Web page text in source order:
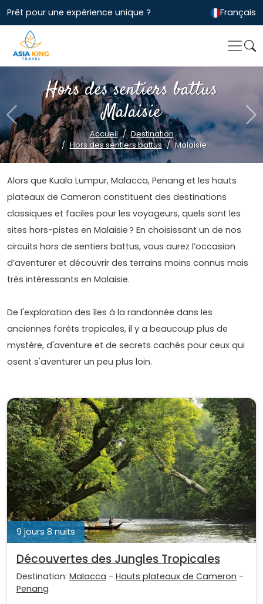
Prêt pour une expérience unique ? Français
Hors des sentiers battus
Malaisie
Accueil
Destination
Hors des sentiers battus
Malaisie
Previous
Alors que Kuala Lumpur, Malacca, Penang et les hauts
plateaux de Cameron constituent des destinations
classiques et faciles pour les voyageurs, quels sont les
sites hors-pistes en Malaisie ? En choisissant un de nos
circuits hors de sentiers battus, vous aurez l’occasion
d’aventurer et découvrir des terrains moins connus mais
très intéressants en Malaisie.
De l'exploration des îles à la randonnée dans les
anciennes forêts tropicales, il y a beaucoup plus de
mystère, d'aventure et de secrets cachés pour ceux qui
osent s'aventurer un peu plus loin.
9 jours 8 nuits
Découvertes des Jungles Tropicales
Destination: Malacca - Hauts plateaux de Cameron -
Penang